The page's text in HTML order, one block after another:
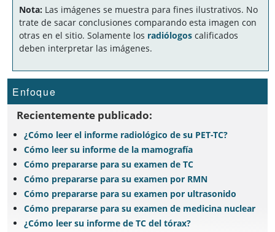
Nota: Las imágenes se muestra para fines ilustrativos. No
trate de sacar conclusiones comparando esta imagen con
otras en el sitio. Solamente los radiólogos calificados
deben interpretar las imágenes.
Enfoque
Recientemente publicado:
¿Cómo leer el informe radiológico de su PET-TC?
Cómo leer su informe de la mamografía
Cómo prepararse para su examen de TC
Cómo prepararse para su examen por RMN
Cómo prepararse para su examen por ultrasonido
Cómo prepararse para su examen de medicina nuclear
¿Cómo leer su informe de TC del tórax?